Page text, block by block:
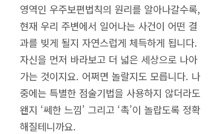
영역인 우주보편법칙의 원리를 알아나갈수록,
현재 우리 주변에서 일어나는 사건이 어떤 결
과를 빚게 될지 자연스럽게 체득하게 됩니다.
자신을 먼저 바라보고 더 넓은 세상으로 나아
가는 것이지요. 어쩌면 놀랄지도 모릅니다. 나
중에는 특별한 점술기법을 사용하지 않더라도
왠지 ‘쎄한 느낌’ 그리고 ‘촉’이 놀랍도록 정확
해질테니까요.